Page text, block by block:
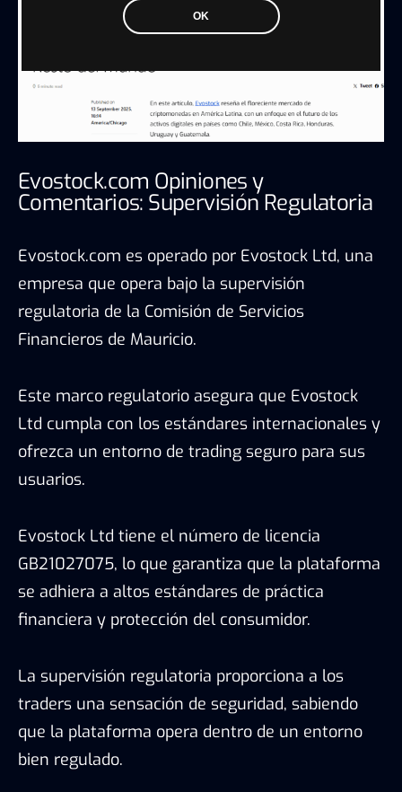
OK
Evostock.com Opiniones y
Comentarios: Supervisión Regulatoria
Evostock.com es operado por Evostock Ltd, una
empresa que opera bajo la supervisión
regulatoria de la Comisión de Servicios
Financieros de Mauricio.
Este marco regulatorio asegura que Evostock
Ltd cumpla con los estándares internacionales y
ofrezca un entorno de trading seguro para sus
usuarios.
Evostock Ltd tiene el número de licencia
GB21027075, lo que garantiza que la plataforma
se adhiera a altos estándares de práctica
financiera y protección del consumidor.
La supervisión regulatoria proporciona a los
traders una sensación de seguridad, sabiendo
que la plataforma opera dentro de un entorno
bien regulado.